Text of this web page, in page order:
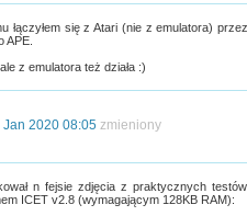
łączyłem się z Atari (nie z emulatora)
APE.
z emulatora też działa :)
Jan 2020 08:05 zmieniony
n fejsie zdjęcia z praktycznych
ICET v2.8 (wymagającym 128KB RAM):